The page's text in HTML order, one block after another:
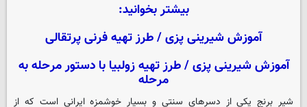
بیشتر بخوانید:
آموزش شیرینی پزی / طرز تهیه فرنی پرتقالی
آموزش شیرینی پزی / طرز تهیه زولبیا با دستور مرحله به
مرحله
شیر برنج یکی از دسرهای سنتی و بسیار خوشمزه ایرانی است که از